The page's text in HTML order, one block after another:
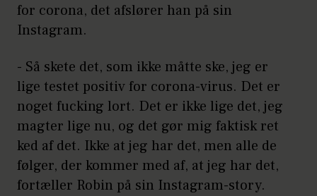
for corona, det afslører han på sin
Instagram.
- Så skete det, som ikke måtte ske, jeg er
lige testet positiv for corona-virus. Det er
noget fucking lort. Det er ikke lige det, jeg
magter lige nu, og det gør mig faktisk ret
ked af det. Ikke at jeg har det, men alle de
følger, der kommer med af, at jeg har det,
fortæller Robin på sin Instagram-story.